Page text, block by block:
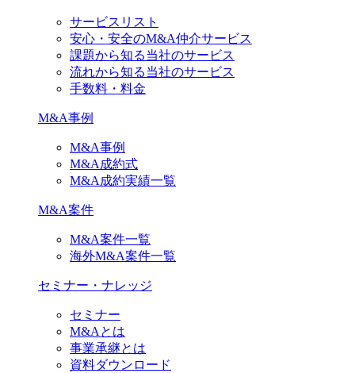
サービスリスト
安心・安全のM&A仲介サービス
課題から知る当社のサービス
流れから知る当社のサービス
手数料・料金
M&A事例
M&A事例
M&A成約式
M&A成約実績一覧
M&A案件
M&A案件一覧
海外M&A案件一覧
セミナー・ナレッジ
セミナー
M&Aとは
事業承継とは
資料ダウンロード